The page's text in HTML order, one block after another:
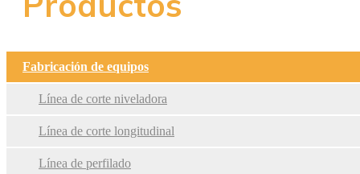
Fabricación de equipos
Línea de corte niveladora
Línea de corte longitudinal
Línea de perfilado